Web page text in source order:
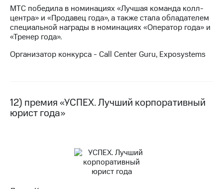
МТС победила в номинациях «Лучшая команда колл-
центра» и «Продавец года», а также стала обладателем
специальной награды в номинациях «Оператор года» и
«Тренер года».
Организатор конкурса - Call Center Guru, Exposystems
12) премия «УСПЕХ. Лучший корпоративный
юрист года»